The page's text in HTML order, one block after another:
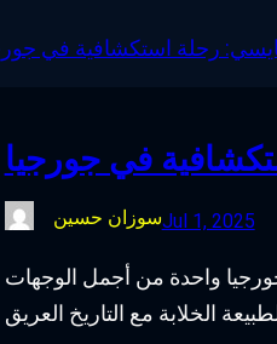
في جورجيا
سوزان حسينJul 1, 2025
واحدة من أجمل الوجهات